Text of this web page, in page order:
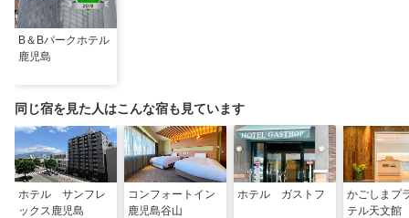
B＆Bパークホテル
鹿児島
同じ宿を見た人はこんな宿も見ています
ホテル サンフレ
ックス鹿児島
コンフォートイン
鹿児島谷山
ホテル ガストフ
かごしまプ
テル天文館